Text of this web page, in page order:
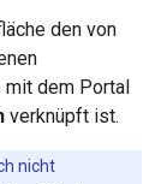
den von
mit dem Portal
verknüpft ist.
nicht